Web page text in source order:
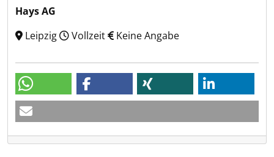
Hays AG
Leipzig
Vollzeit Keine Angabe